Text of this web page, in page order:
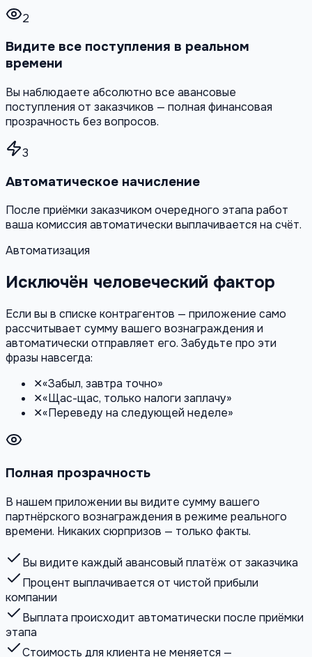
2
Видите все поступления в реальном
времени
Вы наблюдаете абсолютно все авансовые
поступления от заказчиков — полная финансовая
прозрачность без вопросов.
3
Автоматическое начисление
После приёмки заказчиком очередного этапа работ
ваша комиссия автоматически выплачивается на счёт.
Автоматизация
Исключён человеческий фактор
Если вы в списке контрагентов — приложение само
рассчитывает сумму вашего вознаграждения и
автоматически отправляет его. Забудьте про эти
фразы навсегда:
✕«Забыл, завтра точно»
✕«Щас-щас, только налоги заплачу»
✕«Переведу на следующей неделе»
Полная прозрачность
В нашем приложении вы видите сумму вашего
партнёрского вознаграждения в режиме реального
времени. Никаких сюрпризов — только факты.
Вы видите каждый авансовый платёж от заказчика
Процент выплачивается от чистой прибыли
компании
Выплата происходит автоматически после приёмки
этапа
Стоимость для клиента не меняется —